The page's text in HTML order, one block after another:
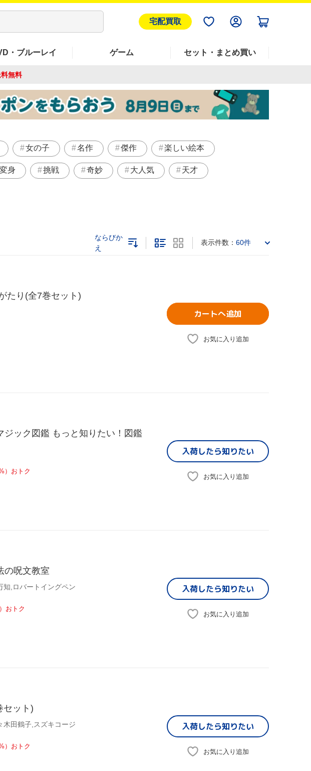
宅配買取
・ブルーレイ ゲーム セット・まとめ買い
無料
女の子 名作 傑作 楽しい絵本
変身 挑戦 奇妙 大人気 天才
ならびか
え
表示件数： 60件
たり(全7巻セット)
カートへ追加
お気に入り追加
ジック図鑑 もっと知りたい！図鑑
）おトク
入荷したら知りたい
お気に入り追加
の呪文教室
知,ロバートイングペン
おトク
入荷したら知りたい
お気に入り追加
セット)
木田鶴子,スズキコージ
）おトク
入荷したら知りたい
お気に入り追加